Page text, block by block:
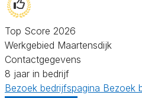
Top Score 2026
Werkgebied Maartensdijk
Contactgegevens
8 jaar in bedrijf
Bezoek bedrijfspagina Bezoek